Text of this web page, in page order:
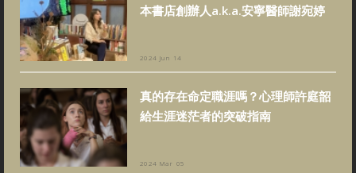
本書店創辦人a.k.a.安寧醫師謝宛婷
2024 Jun 14
真的存在命定職涯嗎？心理師許庭韶
給生涯迷茫者的突破指南
2024 Mar 05